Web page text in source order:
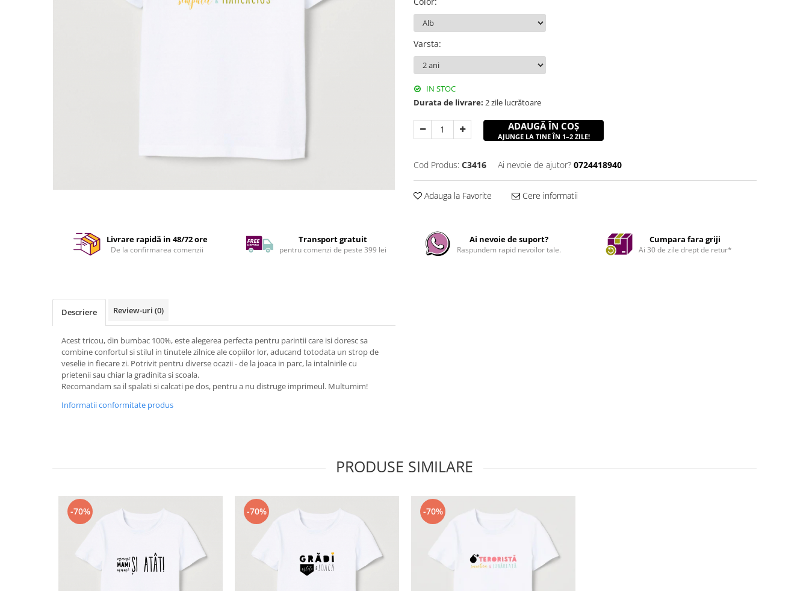
Varsta:
IN STOC
Durata de livrare: 2 zile lucrătoare
ADAUGĂ ÎN COȘ
AJUNGE LA TINE ÎN 1–2 ZILE!
Cod Produs: C3416 Ai nevoie de ajutor? 0724418940
Adauga la Favorite Cere informatii
Livrare rapidă in 48/72 ore
De la confirmarea comenzii
Transport gratuit
pentru comenzi de peste 399 lei
Ai nevoie de suport?
Raspundem rapid nevoilor tale.
Cumpara fara griji
Ai 30 de zile drept de retur*
Descriere Review-uri (0)
Acest tricou, din bumbac 100%, este alegerea perfecta pentru parintii care isi doresc sa
combine confortul si stilul in tinutele zilnice ale copiilor lor, aducand totodata un strop de
veselie in fiecare zi. Potrivit pentru diverse ocazii - de la joaca in parc, la intalnirile cu
prietenii sau chiar la gradinita si scoala.
Recomandam sa il spalati si calcati pe dos, pentru a nu distruge imprimeul. Multumim!
Informatii conformitate produs
PRODUSE SIMILARE
-70% -70% -70%